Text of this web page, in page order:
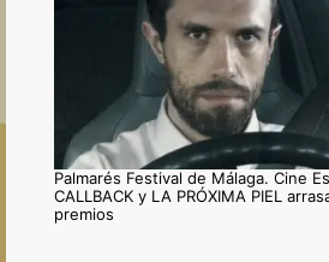
Palmarés Festival de Málaga. Cine
CALLBACK y LA PRÓXIMA PIEL
premios